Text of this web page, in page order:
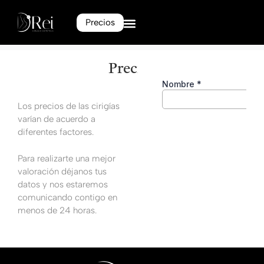
Precios
Precios
Los precios de las cirigías
varían de acuerdo a
diferentes factores.
Para realizarte una mejor
valoración déjanos tus
datos y nos estaremos
comunicando contigo en
menos de 24 horas.